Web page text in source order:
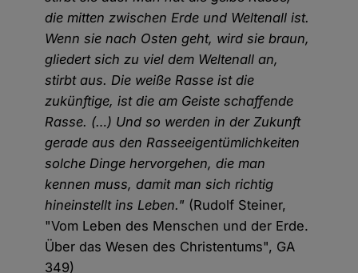
die mitten zwischen Erde und Weltenall ist.
Wenn sie nach Osten geht, wird sie braun,
gliedert sich zu viel dem Weltenall an,
stirbt aus. Die weiße Rasse ist die
zukünftige, ist die am Geiste schaffende
Rasse. (…) Und so werden in der Zukunft
gerade aus den Rasseeigentümlichkeiten
solche Dinge hervorgehen, die man
kennen muss, damit man sich richtig
hineinstellt ins Leben." (Rudolf Steiner,
"Vom Leben des Menschen und der Erde.
Über das Wesen des Christentums", GA
349)